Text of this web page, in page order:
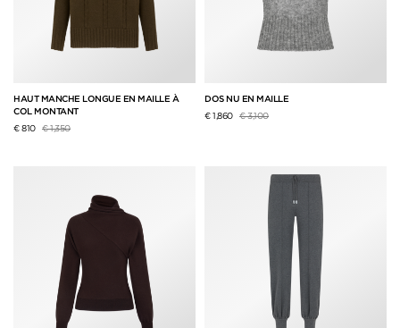
HAUT MANCHE LONGUE EN MAILLE À
COL MONTANT
€ 810 Prix réduit de
€ 1,350à
DOS NU EN MAILLE
€ 1,860 Prix réduit de
€ 3,100à